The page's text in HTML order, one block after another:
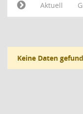
Aktuell
Keine Daten